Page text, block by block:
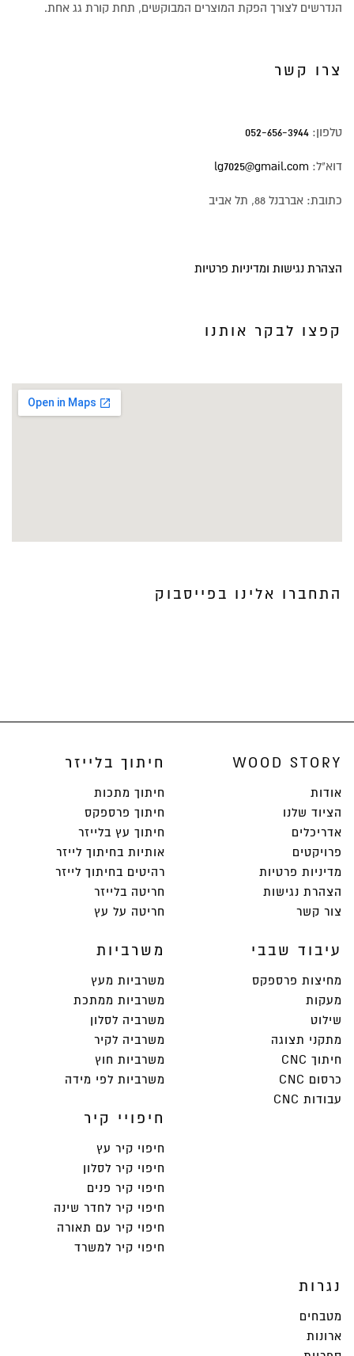
הנדרשים לצורך הפקת המוצרים המבוקשים, תחת קורת גג אחת.
צרו קשר
טלפון: 052-656-3944
דוא"ל: lg7025@gmail.com
כתובת: אברבנל 88, תל אביב
הצהרת נגישות ומדיניות פרטיות
קפצו לבקר אותנו
התחברו אלינו בפייסבוק
WOOD STORY
אודות
הציוד שלנו
אדריכלים
פרויקטים
מדיניות פרטיות
הצהרת נגישות
צור קשר
חיתוך בלייזר
חיתוך מתכות
חיתוך פרספקס
חיתוך עץ בלייזר
אותיות בחיתוך לייזר
רהיטים בחיתוך לייזר
חריטה בלייזר
חריטה על עץ
עיבוד שבבי
מחיצות פרספקס
מעקות
שילוט
מתקני תצוגה
חיתוך CNC
כרסום CNC
עבודות CNC
משרביות
משרביות מעץ
משרביות ממתכת
משרביה לסלון
משרביה לקיר
משרביות חוץ
משרביות לפי מידה
חיפויי קיר
חיפוי קיר עץ
חיפוי קיר לסלון
חיפוי קיר פנים
חיפוי קיר לחדר שינה
חיפוי קיר עם תאורה
חיפוי קיר למשרד
נגרות
מטבחים
ארונות